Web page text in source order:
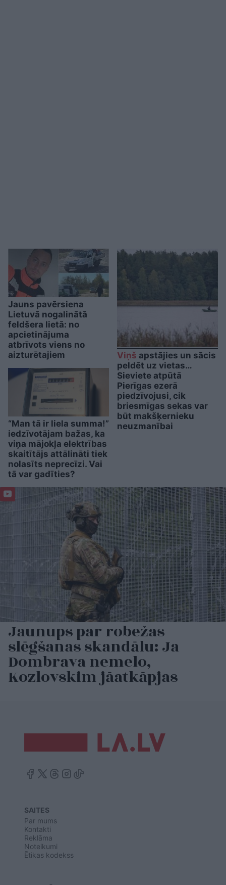
Jauns pavērsiena
Lietuvā nogalinātā
feldšera lietā: no
apcietinājuma
atbrīvots viens no
aizturētajiem
“Man tā ir liela summa!”
iedzīvotājam bažas, ka
viņa mājokļa elektrības
skaitītājs attālināti tiek
nolasīts neprecīzi. Vai
tā var gadīties?
Viņš apstājies un sācis
peldēt uz vietas…
Sieviete atpūtā
Pierīgas ezerā
piedzīvojusi, cik
briesmīgas sekas var
būt makšķernieku
neuzmanībai
Jaunups par robežas
slēgšanas skandālu: Ja
Dombrava nemelo,
Kozlovskim jāatkāpjas
SAITES
Par mums
Kontakti
Reklāma
Noteikumi
Ētikas kodekss